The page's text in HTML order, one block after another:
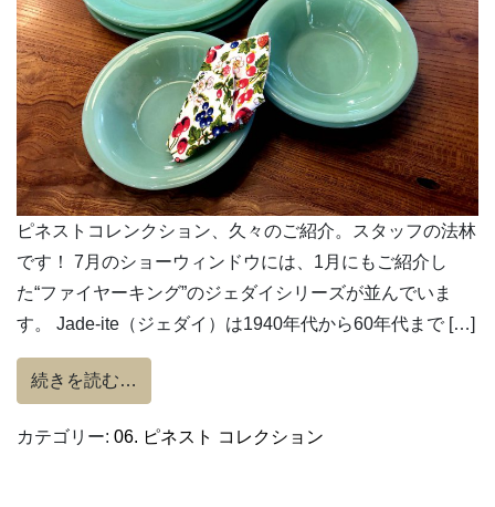
ピネストコレンクション、久々のご紹介。スタッフの法林
です！ 7月のショーウィンドウには、1月にもご紹介し
た“ファイヤーキング”のジェダイシリーズが並んでいま
す。 Jade-ite（ジェダイ）は1940年代から60年代まで […]
続きを読む…
カテゴリー: 06. ピネスト コレクション